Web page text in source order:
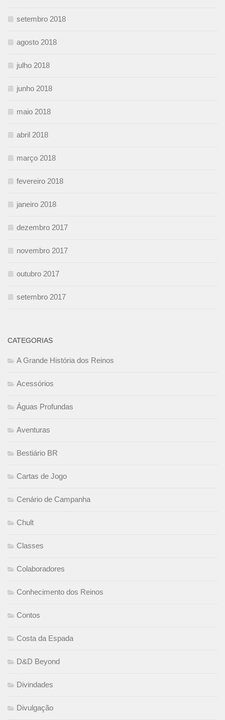
setembro 2018
agosto 2018
julho 2018
junho 2018
maio 2018
abril 2018
março 2018
fevereiro 2018
janeiro 2018
dezembro 2017
novembro 2017
outubro 2017
setembro 2017
CATEGORIAS
A Grande História dos Reinos
Acessórios
Águas Profundas
Aventuras
Bestiário BR
Cartas de Jogo
Cenário de Campanha
Chult
Classes
Colaboradores
Conhecimento dos Reinos
Contos
Costa da Espada
D&D Beyond
Divindades
Divulgação